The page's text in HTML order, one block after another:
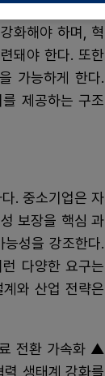
드는 생태계가
화해야 하며, 혁
돼야 한다. 또한
가능하게 한다.
제공하는 구조
. 중소기업은 자
보장을 핵심 과
성을 강조한다.
다양한 요구는
와 산업 전략은
전환 가속화 ▲
생태계 강화를